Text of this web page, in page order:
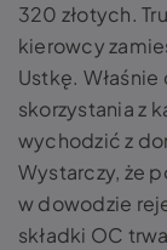
320 złotych.
kierowcy
Ustkę.
skorzystania z
wychodzić z
Wystarczy, że
w dowodzie
składki OC